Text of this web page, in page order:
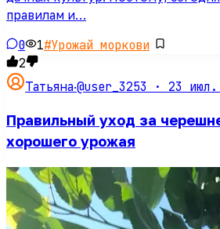
правилам и…
0 1#Урожай моркови
2
Татьяна·@user_3253 · 23
Правильный уход за
хорошего урожая